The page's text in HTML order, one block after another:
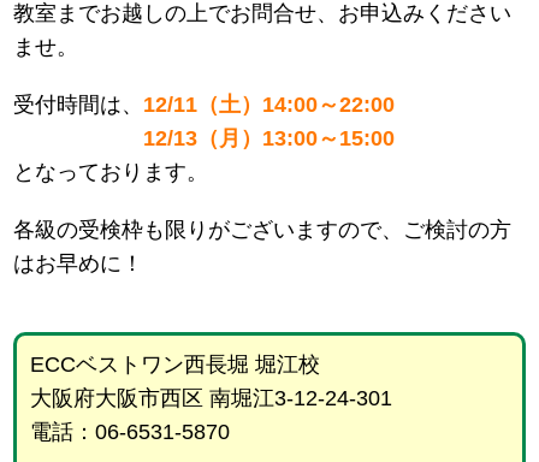
教室までお越しの上でお問合せ、お申込みください
ませ。
受付時間は、 12/11（土）14:00～22:00
12/13（月）13:00～15:00
となっております。
各級の受検枠も限りがございますので、ご検討の方
はお早めに！
ECCベストワン西長堀 堀江校
大阪府大阪市西区 南堀江3-12-24-301
電話：06-6531-5870